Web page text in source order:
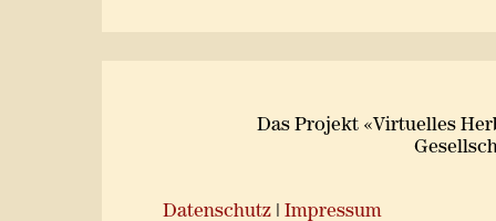
Das Projekt «Virtuelles
Datenschutz Impressum